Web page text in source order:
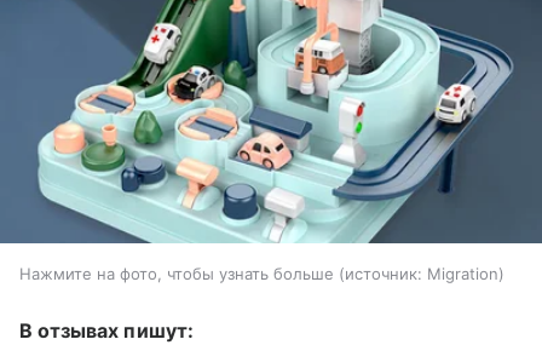
Нажмите на фото, чтобы узнать больше источник: Migration
В отзывах пишут: